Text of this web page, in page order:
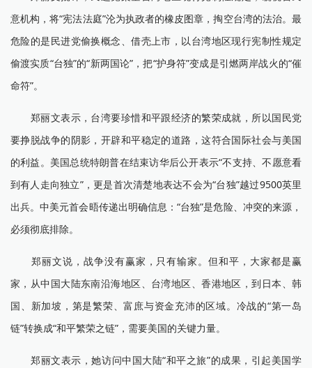
意机构，将“宪法法庭”沦为执政者的橡皮图章，掏空台湾的法治。最
危险的是民进党偷换概念、借壳上市，以台湾地区现行宪制性规定
偷渡实质“台独”的“新两国论”，把“护身符”变成是引燃两岸战火的“催
命符”。
郑丽文表示，台湾要珍惜和平跟经济的繁荣成就，所以国民党
要挣脱战争的阴影，开辟和平稳定的道路，这符合国际社会与美国
的利益。美国总统特朗普在结束访华后公开表示“不支持、不愿意看
到有人走向独立”，更是首次清楚地表达不会为“台独”越过9500英里
出兵。中美元首会晤传递出明确信息：“台独”是危险、冲突的来源，
必须彻底排除。
郑丽文说，战争没有赢家，只有输家。但和平，大家都是赢
家，从中国大陆东南沿海地区、台湾地区、香港地区，到日本、韩
国、新加坡，第是繁荣、富庶与资金充沛的区域。冷战的“第一岛
链”转换成“和平繁荣之链”，需要美国的关键力量。
郑丽文表示，她访问中国大陆“和平之旅”的成果，引起美国学